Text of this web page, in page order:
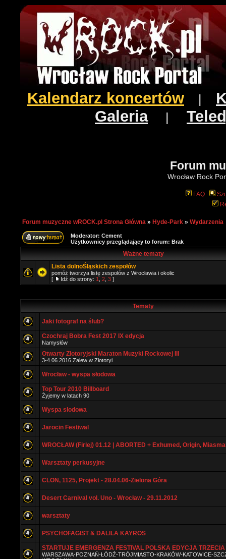
Kalendarz koncertów
Galeria|
Forum
Wrocław Rock
FAQ
Forum muzyczne wROCK.pl Strona Główna » Hyde-Park » Wydarzenia
Moderator: Cement
Użytkownicy przeglądający to forum: Brak
Ważne tematy
Lista dolnoŚląskich zespołów
pomóż tworzya listę zespołów z Wrocławia i okolic
[
Idź do strony: 1 2 3 ]
Tematy
Jaki fotograf na ślub?
Czochraj Bobra Fest 2017 IX edycja
Namysłów
Otwarty Złotoryjski Maraton Muzyki Rockowej III
3-4.06.2016 Zalew w Złotoryi
Wrocław - wyspa słodowa
Top Tour 2010 Billboard
Żyjemy w latach 90
Wyspa słodowa
Jarocin Festiwal
WROCŁAW (Firlej) 01.12 | ABORTED + Exhumed, Origin,
Warsztaty perkusyjne
CLON, 1125, Projekt - 28.04.06-Zielona Góra
Desert Carnival vol. Uno - Wrocław - 29.11.2012
warsztaty
PSYCHOFAGIST & DALILA KAYROS
STARTUJE EMERGENZA FESTIVAL POLSKA EDYCJA
WARSZAWA-POZNAŃ-ŁÓDŹ-TRÓJMIASTO-KRAKÓW-KATOWICE-